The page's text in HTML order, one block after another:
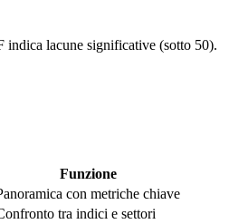
indica lacune significative (sotto 50).
Funzione
con metriche chiave
tra indici e settori